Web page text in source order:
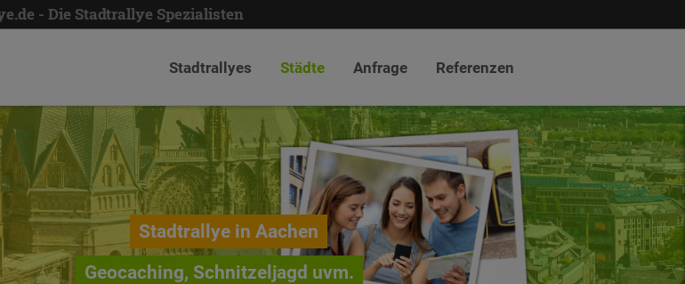
- Die Stadtrallye Spezialisten
Stadtrallyes Städte Anfrage Referenzen
Stadtrallye in Aachen
Geocaching, Schnitzeljagd uvm.